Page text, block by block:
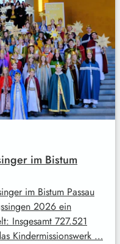
im Bistum
im Bistum Passau
2026 ein
Insgesamt 727.521
Kindermissionswerk …